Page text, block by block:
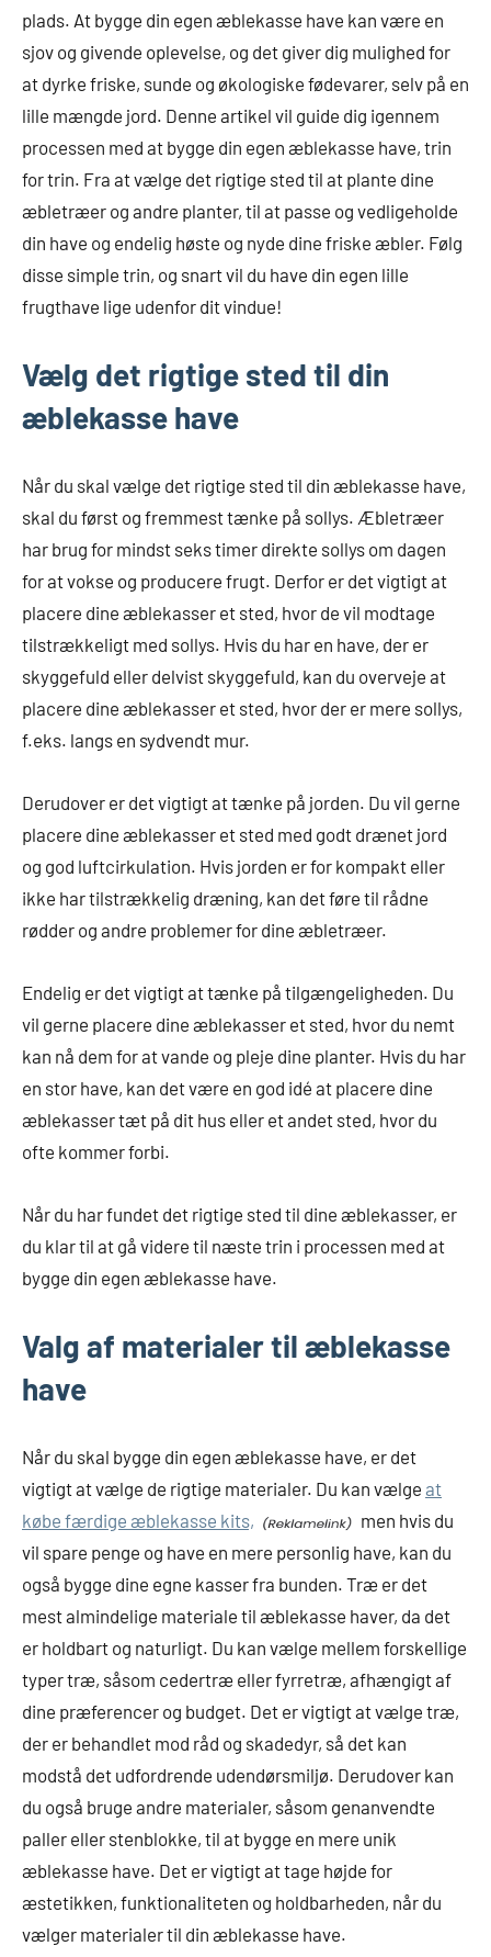
plads. At bygge din egen æblekasse have kan være en
sjov og givende oplevelse, og det giver dig mulighed for
at dyrke friske, sunde og økologiske fødevarer, selv på en
lille mængde jord. Denne artikel vil guide dig igennem
processen med at bygge din egen æblekasse have, trin
for trin. Fra at vælge det rigtige sted til at plante dine
æbletræer og andre planter, til at passe og vedligeholde
din have og endelig høste og nyde dine friske æbler. Følg
disse simple trin, og snart vil du have din egen lille
frugthave lige udenfor dit vindue!
Vælg det rigtige sted til din
æblekasse have
Når du skal vælge det rigtige sted til din æblekasse have,
skal du først og fremmest tænke på sollys. Æbletræer
har brug for mindst seks timer direkte sollys om dagen
for at vokse og producere frugt. Derfor er det vigtigt at
placere dine æblekasser et sted, hvor de vil modtage
tilstrækkeligt med sollys. Hvis du har en have, der er
skyggefuld eller delvist skyggefuld, kan du overveje at
placere dine æblekasser et sted, hvor der er mere sollys,
f.eks. langs en sydvendt mur.
Derudover er det vigtigt at tænke på jorden. Du vil gerne
placere dine æblekasser et sted med godt drænet jord
og god luftcirkulation. Hvis jorden er for kompakt eller
ikke har tilstrækkelig dræning, kan det føre til rådne
rødder og andre problemer for dine æbletræer.
Endelig er det vigtigt at tænke på tilgængeligheden. Du
vil gerne placere dine æblekasser et sted, hvor du nemt
kan nå dem for at vande og pleje dine planter. Hvis du har
en stor have, kan det være en god idé at placere dine
æblekasser tæt på dit hus eller et andet sted, hvor du
ofte kommer forbi.
Når du har fundet det rigtige sted til dine æblekasser, er
du klar til at gå videre til næste trin i processen med at
bygge din egen æblekasse have.
Valg af materialer til æblekasse
have
Når du skal bygge din egen æblekasse have, er det
vigtigt at vælge de rigtige materialer. Du kan vælge at
købe færdige æblekasse kits,
men hvis du
vil spare penge og have en mere personlig have, kan du
også bygge dine egne kasser fra bunden. Træ er det
mest almindelige materiale til æblekasse haver, da det
er holdbart og naturligt. Du kan vælge mellem forskellige
typer træ, såsom cedertræ eller fyrretræ, afhængigt af
dine præferencer og budget. Det er vigtigt at vælge træ,
der er behandlet mod råd og skadedyr, så det kan
modstå det udfordrende udendørsmiljø. Derudover kan
du også bruge andre materialer, såsom genanvendte
paller eller stenblokke, til at bygge en mere unik
æblekasse have. Det er vigtigt at tage højde for
æstetikken, funktionaliteten og holdbarheden, når du
vælger materialer til din æblekasse have.